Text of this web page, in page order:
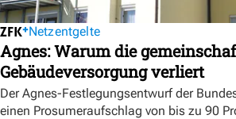
Netzentgelte
Agnes: Warum die
Gebäudeversorgung verliert
Der Agnes-Festlegungsentwurf der
einen Prosumeraufschlag von bis zu 90